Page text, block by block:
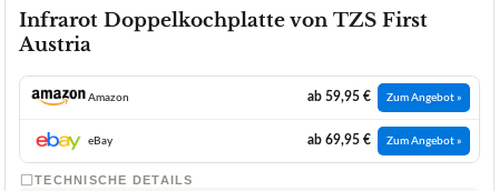
Infrarot Doppelkochplatte von TZS First
Austria
Amazon ab 59,95 € Zum Angebot »
eBay ab 69,95 € Zum Angebot »
TECHNISCHE DETAILS